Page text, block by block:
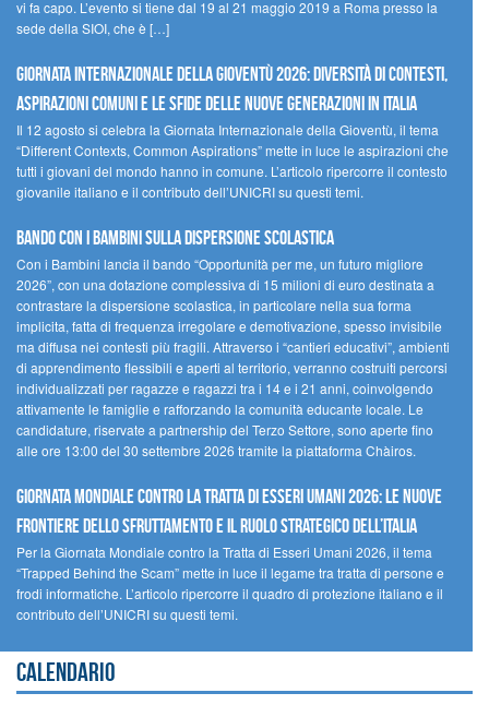
vi fa capo. L’evento si tiene dal 19 al 21 maggio 2019 a Roma presso la
sede della SIOI, che è […]
GIORNATA INTERNAZIONALE DELLA GIOVENTÙ 2026: DIVERSITÀ DI CONTESTI,
ASPIRAZIONI COMUNI E LE SFIDE DELLE NUOVE GENERAZIONI IN ITALIA
Il 12 agosto si celebra la Giornata Internazionale della Gioventù, il tema
“Different Contexts, Common Aspirations” mette in luce le aspirazioni che
tutti i giovani del mondo hanno in comune. L’articolo ripercorre il contesto
giovanile italiano e il contributo dell’UNICRI su questi temi.
Bando Con i Bambini sulla dispersione scolastica
Con i Bambini lancia il bando “Opportunità per me, un futuro migliore
2026”, con una dotazione complessiva di 15 milioni di euro destinata a
contrastare la dispersione scolastica, in particolare nella sua forma
implicita, fatta di frequenza irregolare e demotivazione, spesso invisibile
ma diffusa nei contesti più fragili. Attraverso i “cantieri educativi”, ambienti
di apprendimento flessibili e aperti al territorio, verranno costruiti percorsi
individualizzati per ragazze e ragazzi tra i 14 e i 21 anni, coinvolgendo
attivamente le famiglie e rafforzando la comunità educante locale. Le
candidature, riservate a partnership del Terzo Settore, sono aperte fino
alle ore 13:00 del 30 settembre 2026 tramite la piattaforma Chàiros.
GIORNATA MONDIALE CONTRO LA TRATTA DI ESSERI UMANI 2026: LE NUOVE
FRONTIERE DELLO SFRUTTAMENTO E IL RUOLO STRATEGICO DELL’ITALIA
Per la Giornata Mondiale contro la Tratta di Esseri Umani 2026, il tema
“Trapped Behind the Scam” mette in luce il legame tra tratta di persone e
frodi informatiche. L’articolo ripercorre il quadro di protezione italiano e il
contributo dell’UNICRI su questi temi.
Calendario